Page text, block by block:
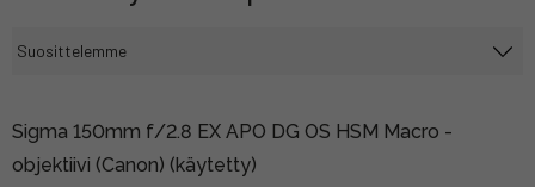
Sigma 150mm f/2.8 EX APO DG OS HSM Macro -
objektiivi (Canon) (käytetty)